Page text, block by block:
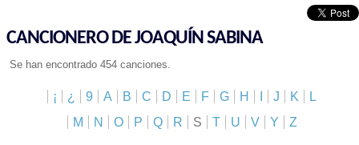
CANCIONERO DE JOAQUÍN SABINA
Se han encontrado 454 canciones.
¡ ¿ 9 A B C D E F G H J K
L
M
N O P Q R S T U V Y Z